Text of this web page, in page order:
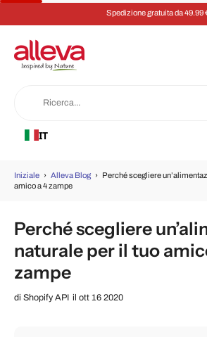
Spedizione gratuita da 49.99
IT
Iniziale › Alleva Blog › Perché scegliere
amico a 4 zampe
Perché scegliere
naturale per il tuo
zampe
di Shopify API il ott 16 2020